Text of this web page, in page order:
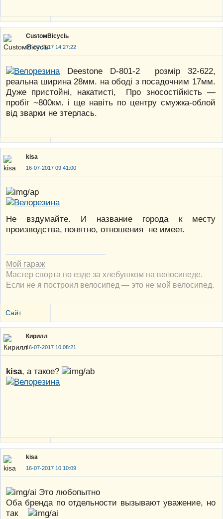
CustoмBicyclь
07-07-2017 14:27:22
Deestone D-801-2 розмір 32-622,
реальна ширина 28мм. на ободі з посадочним 17мм.
Дуже пристойні, накатисті, Про зносостійкість —
пробіг ~800км. і ще навіть по центру смужка-облой
від зварки не зтерлась.
kisa
16-07-2017 09:41:00
Не вздумайте. И название города к месту
производства, понятно, отношения не имеет.
Мой гараж
Мастер спорта по езде за хлебушком на велосипеде.
Если не я построил велосипед — это не мой велосипед.
Сайт
Кирилл
16-07-2017 10:08:21
kisa, а такое?
kisa
16-07-2017 10:10:09
Это любопытно
Оба бренда по отдельности вызывают уважение, но
так